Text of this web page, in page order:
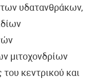
υδατανθράκων,
μιτοχονδρίων
κεντρικού και